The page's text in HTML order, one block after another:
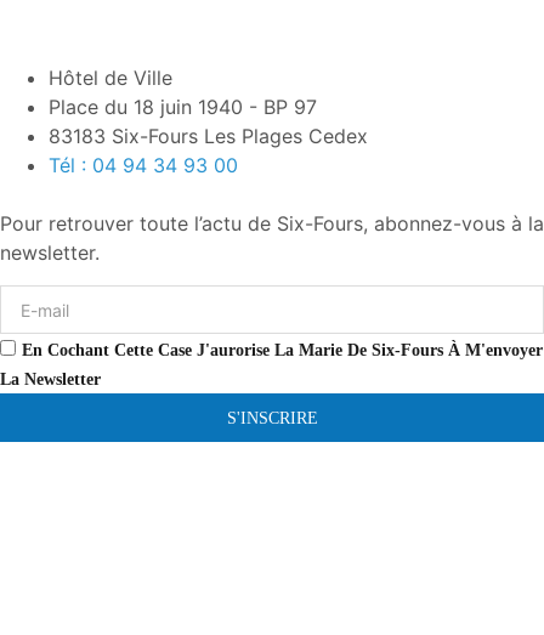
Hôtel de Ville
Place du 18 juin 1940 - BP 97
83183 Six-Fours Les Plages Cedex
Tél : 04 94 34 93 00
Pour retrouver toute l’actu de Six-Fours, abonnez-vous à la
newsletter.
En Cochant Cette Case J'aurorise La Marie De Six-Fours À M'envoyer
La Newsletter
S'INSCRIRE